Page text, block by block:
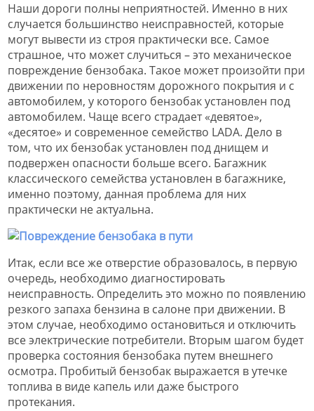
Наши дороги полны неприятностей. Именно в них
случается большинство неисправностей, которые
могут вывести из строя практически все. Самое
страшное, что может случиться – это механическое
повреждение бензобака. Такое может произойти при
движении по неровностям дорожного покрытия и с
автомобилем, у которого бензобак установлен под
автомобилем. Чаще всего страдает «девятое»,
«десятое» и современное семейство LADA. Дело в
том, что их бензобак установлен под днищем и
подвержен опасности больше всего. Багажник
классического семейства установлен в багажнике,
именно поэтому, данная проблема для них
практически не актуальна.
Итак, если все же отверстие образовалось, в первую
очередь, необходимо диагностировать
неисправность. Определить это можно по появлению
резкого запаха бензина в салоне при движении. В
этом случае, необходимо остановиться и отключить
все электрические потребители. Вторым шагом будет
проверка состояния бензобака путем внешнего
осмотра. Пробитый бензобак выражается в утечке
топлива в виде капель или даже быстрого
протекания.